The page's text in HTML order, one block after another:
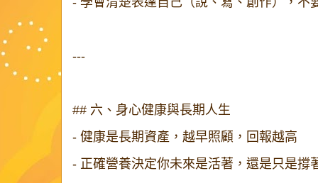
---
## 六、身心健康與長期人生
- 健康是長期資產，越早照顧，回報越高
- 正確營養決定你未來是活著，還是只是